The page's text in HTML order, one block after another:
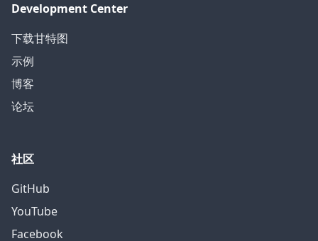
Development Center
下载甘特图
示例
博客
论坛
社区
GitHub
YouTube
Facebook